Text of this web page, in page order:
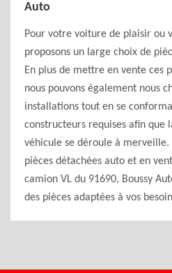
Auto
Pour votre voiture de plaisir ou
proposons un large choix de
En plus de mettre en vente ces
nous pouvons également nous
installations tout en se
constructeurs requises afin que
véhicule se déroule à merveille.
pièces détachées auto et en
camion VL du 91690, Boussy
des pièces adaptées à vos